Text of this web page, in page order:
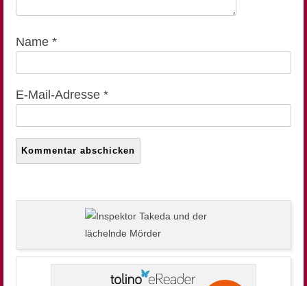
Name *
E-Mail-Adresse *